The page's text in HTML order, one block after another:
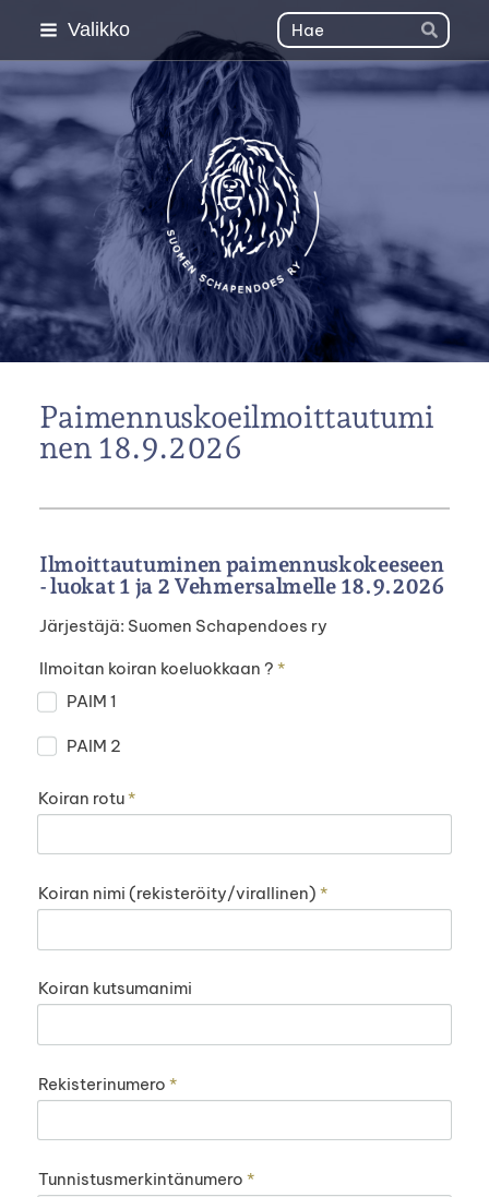
Siirry
sisältöön
Valikko Haku
Hae
Suomen Schapendoes
Paimennuskoeilmoittautumi
nen 18.9.2026
Ilmoittautuminen paimennuskokeeseen
- luokat 1 ja 2 Vehmersalmelle 18.9.2026
Järjestäjä: Suomen Schapendoes ry
Ilmoitan koiran koeluokkaan ? *
PAIM 1
PAIM 2
Koiran rotu*
Koiran nimi (rekisteröity/virallinen) *
Koiran kutsumanimi
Rekisterinumero *
Tunnistusmerkintänumero *